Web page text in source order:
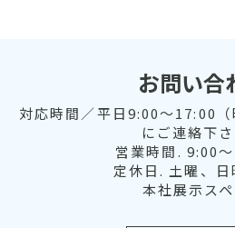
お問い合
対応時間／平日9:00～17:00
にご連絡下さ
営業時間. 9:00
定休日. 土曜、日
本社展示スペ